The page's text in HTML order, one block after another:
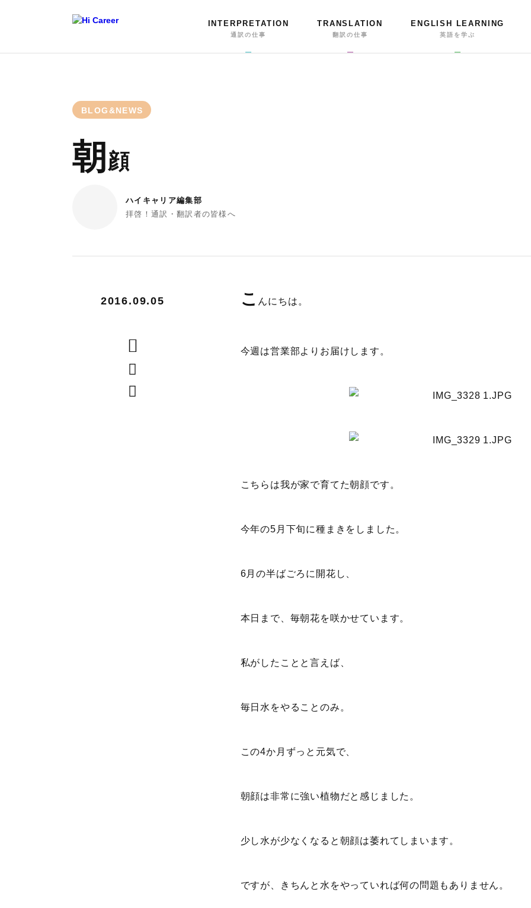
INTERPRETATION
通訳の仕事
TRANSLATION
翻訳の仕事
ENGLISH LEARNING
英語を学ぶ
BLOG&NEWS
朝 顔
ハイキャリア編集部
拝啓！通訳・翻訳者の皆様へ
2016.09.05 こ んにちは。
今週は営業部よりお届けします。
こちらは我が家で育てた朝顔です。
今年の5月下旬に種まきをしました。
6月の半ばごろに開花し、
本日まで、毎朝花を咲かせています。
私がしたことと言えば、
毎日水をやることのみ。
この4か月ずっと元気で、
朝顔は非常に強い植物だと感じました。
少し水が少なくなると朝顔は萎れてしまいます。
ですが、きちんと水をやっていれば何の問題もありません。